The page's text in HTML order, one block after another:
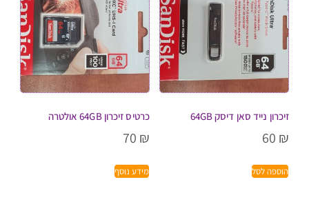
זיכרון נייד סאן דיסק 64GB
60 ₪
הוספה לסל
כרטיס זיכרון 64GB אולטרה
70 ₪
מידע נוסף